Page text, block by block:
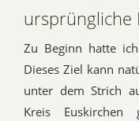
ursprüngliche
Zu Beginn hatte
Dieses Ziel kann
unter dem Strich
Kreis